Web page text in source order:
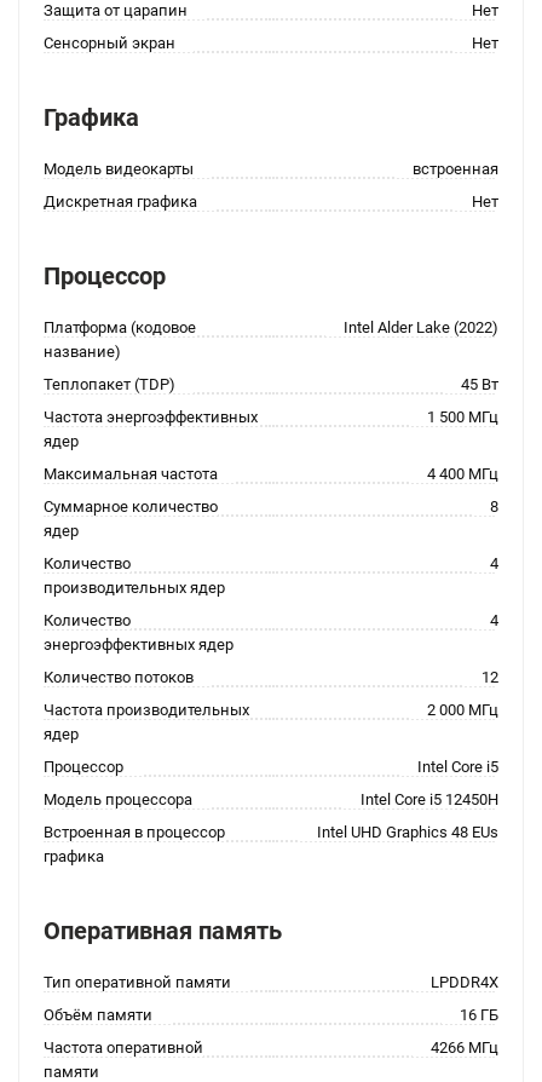
Защита от царапин
Нет
Сенсорный экран
Нет
Графика
Модель видеокарты
встроенная
Дискретная графика
Нет
Процессор
Платформа (кодовое
название)
Intel Alder Lake (2022)
Теплопакет (TDP)
45 Вт
Частота энергоэффективных
ядер
1 500 МГц
Максимальная частота
4 400 МГц
Суммарное количество
ядер
8
Количество
производительных ядер
4
Количество
энергоэффективных ядер
4
Количество потоков
12
Частота производительных
ядер
2 000 МГц
Процессор
Intel Core i5
Модель процессора
Intel Core i5 12450H
Встроенная в процессор
графика
Intel UHD Graphics 48 EUs
Оперативная память
Тип оперативной памяти
LPDDR4X
Объём памяти
16 ГБ
Частота оперативной
памяти
4266 МГц